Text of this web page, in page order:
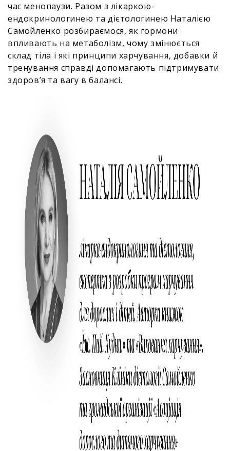
час менопаузи. Разом з лікаркою-
ендокринологинею та дієтологинею Наталією
Самойленко розбираємося, як гормони
впливають на метаболізм, чому змінюється
склад тіла і які принципи харчування, добавки й
тренування справді допомагають підтримувати
здоров’я та вагу в балансі.